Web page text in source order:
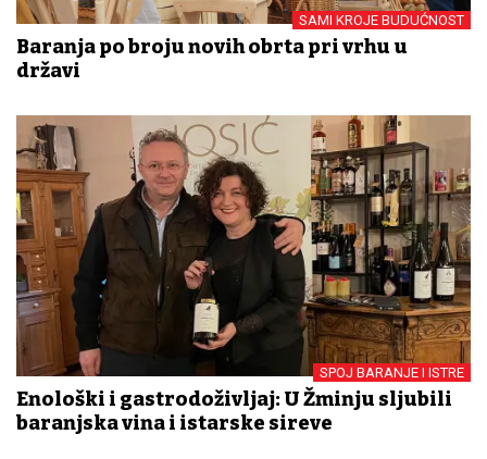
SAMI KROJE BUDUĆNOST
Baranja po broju novih obrta pri vrhu u
državi
SPOJ BARANJE I ISTRE
Enološki i gastrodoživljaj: U Žminju sljubili
baranjska vina i istarske sireve